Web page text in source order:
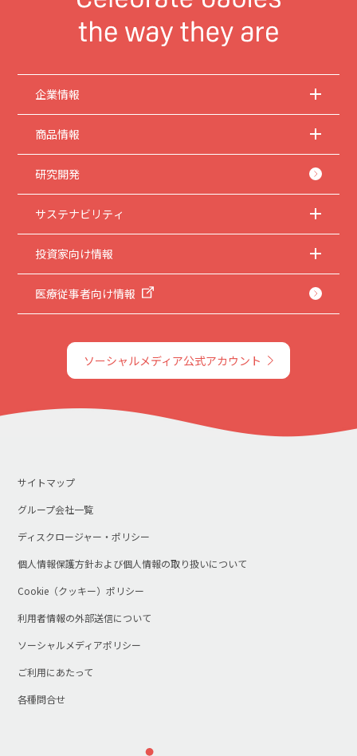
企業情報
商品情報
研究開発
サステナビリティ
投資家向け情報
医療従事者向け情報
ソーシャルメディア公式アカウント
サイトマップ
グループ会社一覧
ディスクロージャー・ポリシー
個人情報保護方針および個人情報の取り扱いについて
Cookie（クッキー）ポリシー
利用者情報の外部送信について
ソーシャルメディアポリシー
ご利用にあたって
各種問合せ